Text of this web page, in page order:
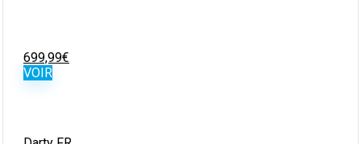
699,99€
VOIR